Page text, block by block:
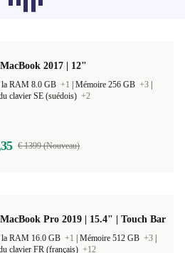
chargent pas pour le
2017 | 12"
Pro 2019 | 15.4" | Touch Bar